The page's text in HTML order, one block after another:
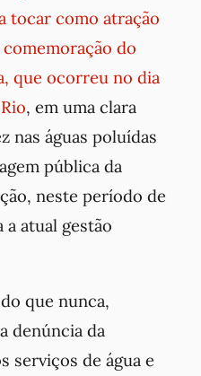
tocar como atração
do
que ocorreu no dia
, em uma clara
nas águas poluídas
pública da
neste período de
atual gestão
que nunca,
denúncia da
serviços de água e